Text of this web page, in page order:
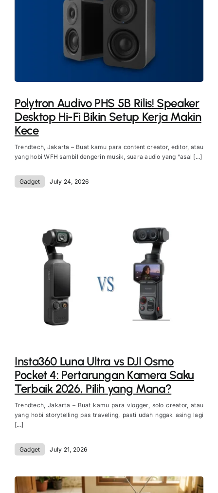
Polytron Audivo PHS 5B Rilis! Speaker
Desktop Hi-Fi Bikin Setup Kerja Makin
Kece
Trendtech, Jakarta – Buat kamu para content creator, editor, atau
yang hobi WFH sambil dengerin musik, suara audio yang “asal [...]
Gadget July 24, 2026
Insta360 Luna Ultra vs DJI Osmo
Pocket 4: Pertarungan Kamera Saku
Terbaik 2026, Pilih yang Mana?
Trendtech, Jakarta – Buat kamu para vlogger, solo creator, atau
yang hobi storytelling pas traveling, pasti udah nggak asing lagi
[...]
Gadget July 21, 2026